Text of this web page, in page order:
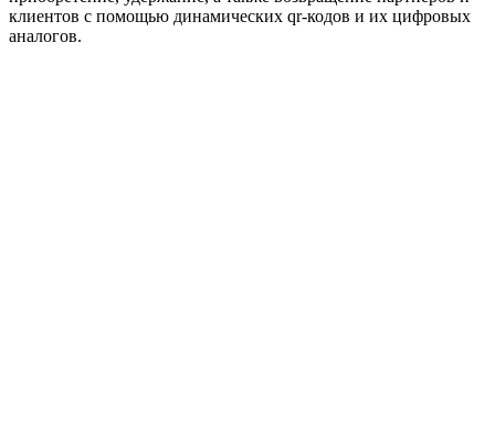
клиентов с помощью динамических qr-кодов и их цифровых
аналогов.